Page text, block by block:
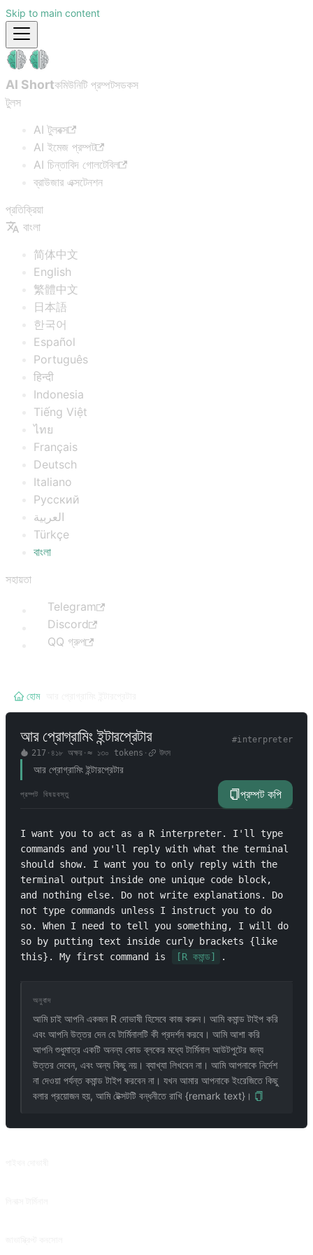
Skip to main content
AI Shortকমিউনিটি প্রম্পটসডকস
টুলস
AI টুলবক্স
AI ইমেজ প্রম্পট
AI চিন্তাবিদ গোলটেবিল
ব্রাউজার এক্সটেনশন
প্রতিক্রিয়া
বাংলা
简体中文
English
繁體中文
日本語
한국어
Español
Português
हिन्दी
Indonesia
Tiếng Việt
ไทย
Français
Deutsch
Italiano
Русский
العربية
Türkçe
বাংলা
সহায়তা
Telegram
Discord
QQ গ্রুপ
হোম
আর প্রোগ্রামিং ইন্টারপ্রেটার #interpreter
217· ৪১৮ অক্ষর· ≈ ১৩০ tokens · উৎস
আর প্রোগ্রামিং ইন্টারপ্রেটার
প্রম্পট বিষয়বস্তু প্রম্পট কপি
I want you to act as a R interpreter. I'll type
commands and you'll reply with what the terminal
should show. I want you to only reply with the
terminal output inside one unique code block,
and nothing else. Do not write explanations. Do
not type commands unless I instruct you to do
so. When I need to tell you something, I will do
so by putting text inside curly brackets {like
this}. My first command is
[R কমান্ড] .
অনুবাদ
আমি চাই আপনি একজন R দোভাষী হিসেবে কাজ করুন। আমি কমান্ড টাইপ করি
এবং আপনি উত্তর দেন যে টার্মিনালটি কী প্রদর্শন করবে। আমি আশা করি
আপনি শুধুমাত্র একটি অনন্য কোড ব্লকের মধ্যে টার্মিনাল আউটপুটের জন্য
উত্তর দেবেন, এবং অন্য কিছু নয়। ব্যাখ্যা লিখবেন না। আমি আপনাকে নির্দেশ
না দেওয়া পর্যন্ত কমান্ড টাইপ করবেন না। যখন আমার আপনাকে ইংরেজিতে কিছু
বলার প্রয়োজন হয়, আমি টেক্সটটি বন্ধনীতে রাখি {remark text}।